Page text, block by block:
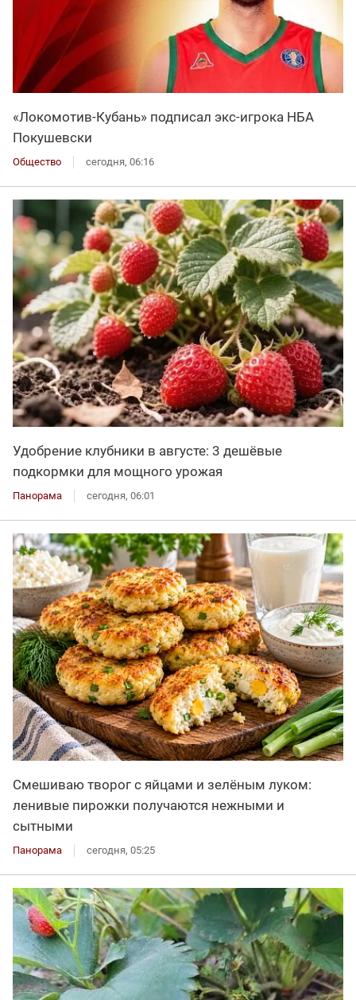
«Локомотив-Кубань» подписал экс-игрока НБА
Покушевски
Общество сегодня, 06:16
Удобрение клубники в августе: 3 дешёвые
подкормки для мощного урожая
Панорама сегодня, 06:01
Смешиваю творог с яйцами и зелёным луком:
ленивые пирожки получаются нежными и
сытными
Панорама сегодня, 05:25